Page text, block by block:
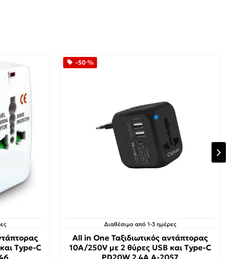
Type-C
-50 %
Διαθέσιμο από 1-3 ημέρες
All in One Ταξιδιωτικός αντάπτορας
10A/250V με 2 θύρες USB και Type-C